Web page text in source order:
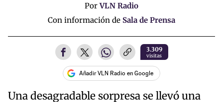
PorVLN Radio
Con información de Sala de Prensa
3.309
visitas
Añadir VLN Radio en Google
Una desagradable sorpresa se llevó una